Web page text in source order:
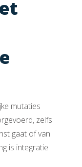
mutaties
zelfs
gaat of van
is integratie